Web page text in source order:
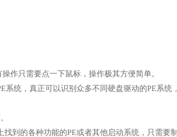
作只需要点一下鼠标，操作极其方便简单。
统，真正可以识别众多不同硬盘驱动的PE系统，
到的各种功能的PE或者其他启动系统，只需要制